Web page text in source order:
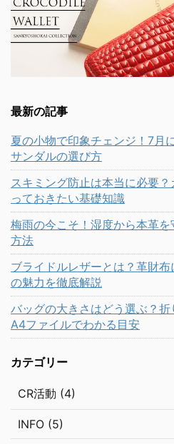
最新の記事
夏の小物で印象チェンジ！7月
サンダルの選び方
スキミング防止は本当に必要
っておきたい基礎知識
梅雨の今こそ！湿度から本革
方法
ブライドルレザーとは？革財
の魅力を徹底解説
バッグの大きさはどう選ぶ？折
A4ファイルでわかる目安
カテゴリー
CR活動 (4)
INFO (5)